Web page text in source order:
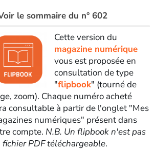
le sommaire du n° 602
Cette version du
magazine numérique
vous est proposée en
consultation de type
"flipbook" (tourné de
zoom). Chaque numéro acheté
consultable à partir de l'onglet "Mes
numériques" présent dans
compte. N.B. Un flipbook n'est pas
fichier PDF téléchargeable.